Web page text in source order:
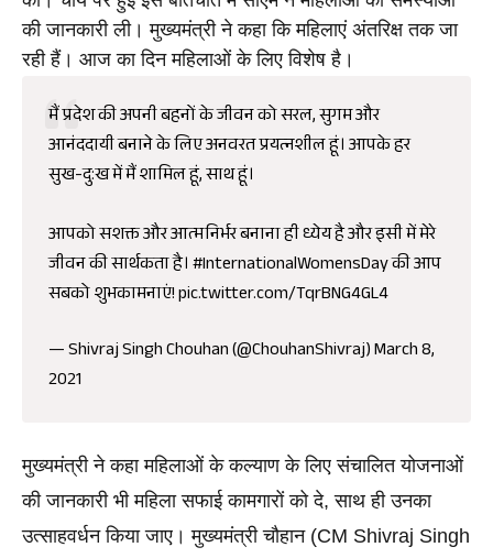
की जानकारी ली। मुख्यमंत्री ने कहा कि महिलाएं अंतरिक्ष तक जा
रही हैं। आज का दिन महिलाओं के लिए विशेष है।
मैं प्रदेश की अपनी बहनों के जीवन को सरल, सुगम और
आनंददायी बनाने के लिए अनवरत प्रयत्नशील हूं। आपके हर
सुख-दु:ख में मैं शामिल हूं, साथ हूं।
आपको सशक्त और आत्मनिर्भर बनाना ही ध्येय है और इसी में मेरे
जीवन की सार्थकता है।#InternationalWomensDayकी आप
सबको शुभकामनाएं!pic.twitter.com/TqrBNG4GL4
— Shivraj Singh Chouhan (@ChouhanShivraj)March 8,
2021
मुख्यमंत्री ने कहा महिलाओं के कल्याण के लिए संचालित योजनाओं
की जानकारी भी महिला सफाई कामगारों को दे, साथ ही उनका
उत्साहवर्धन किया जाए। मुख्यमंत्री चौहान (CM Shivraj Singh